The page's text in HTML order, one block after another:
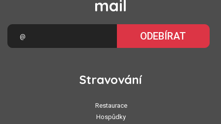
mail
ODEBÍRAT
Stravování
Restaurace
Hospůdky